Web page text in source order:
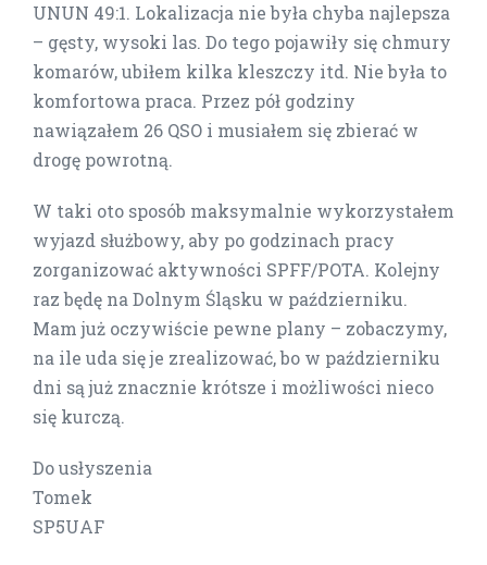
UNUN 49:1. Lokalizacja nie była chyba najlepsza
– gęsty, wysoki las. Do tego pojawiły się chmury
komarów, ubiłem kilka kleszczy itd. Nie była to
komfortowa praca. Przez pół godziny
nawiązałem 26 QSO i musiałem się zbierać w
drogę powrotną.
W taki oto sposób maksymalnie wykorzystałem
wyjazd służbowy, aby po godzinach pracy
zorganizować aktywności SPFF/POTA. Kolejny
raz będę na Dolnym Śląsku w październiku.
Mam już oczywiście pewne plany – zobaczymy,
na ile uda się je zrealizować, bo w październiku
dni są już znacznie krótsze i możliwości nieco
się kurczą.
Do usłyszenia
Tomek
SP5UAF